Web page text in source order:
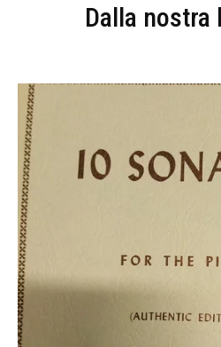
Dalla nostra